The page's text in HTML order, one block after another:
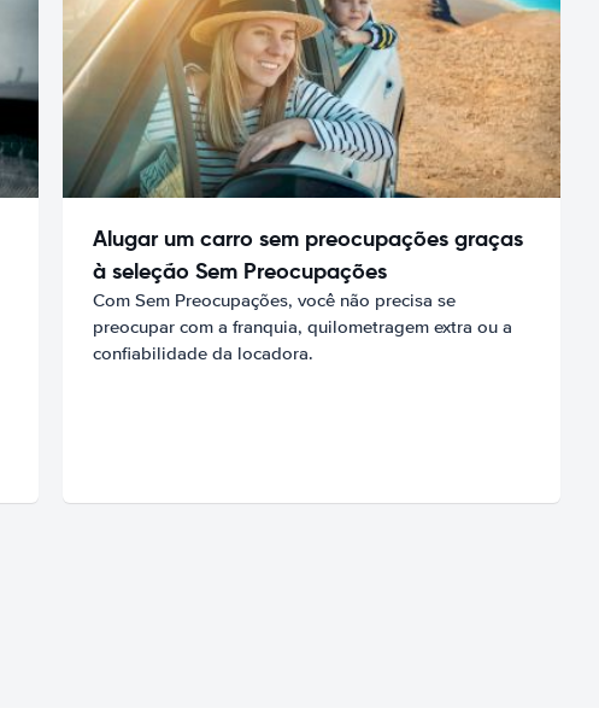
Alugar um carro sem preocupações graças
à seleção Sem Preocupações
Com Sem Preocupações, você não precisa se
preocupar com a franquia, quilometragem extra ou a
confiabilidade da locadora.